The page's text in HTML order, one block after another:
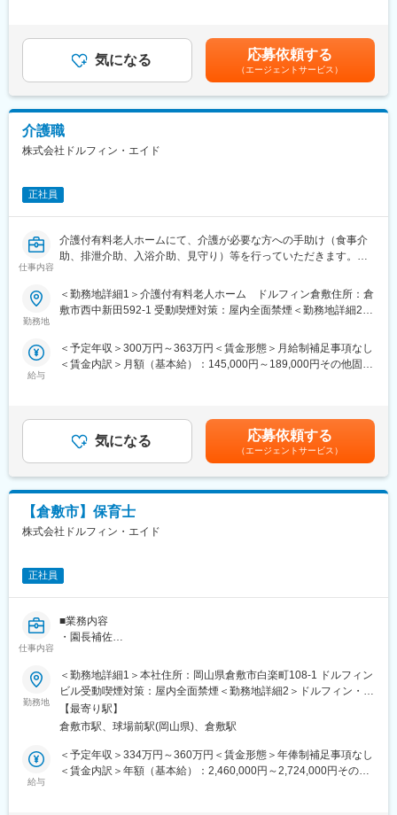
・ご本人・ご家族・医療機関・介護サービス事業所との連絡調整
・介護保険制度に基づく給付管理、介護認定調査、各種書類作成
■入社後教育体制：
入社後は現任者がマンツーマンで指導いたします。
ける時間も勤務時間として扱われます。
■働き方：
8:30～17:30勤務ですが、業務に合わせて出勤時間の調整なども可
能です。
月平均残業時間は5時間です。
率は9割以上となっており、取得しやすい環境です。
60代以降も嘱託社員やアルバイト就業など雇用形態を見直し就業
昼食補助（200円でお弁当支給）がございます。
情報発信や改善活動など、新しいことにもチャレンジしたい方に
は最適なお仕事です。
変更の範囲：会社の定める業務
き決定します。■その他：土日祝手当、正月手当あり■昇給：昨年
実績1,200円/月～■賞与：年2回（昨年実績3カ月分）賃金はあくま
でも目安の金額であり、選考を通じて上下する可能性がありま
す。月給(月額)は固定手当を含めた表記です。
気になる 応募依頼する
（エージェントサービス）
介護職
株式会社ドルフィン・エイド
正社員
仕事内容
介護付有料老人ホームにて、介護が必要な方への手助け（食事介
助、排泄介助、入浴介助、見守り）等を行っていただきます。
■当社が目指す未来：
「皆に優しく、共に楽しく」といった基本理念のもと、幼児から
ションの考え方を当社から実践し、努力いたします。当社の実践
を施設から、町全体へ日本中へとつなげ、拡げてまいります。
・ノーマライゼーションの考え方に共感できる方
・実行する努力ができる方
・自らのステップアップ、キャリアアップに前向きに取り組める
方
勤務地
＜勤務地詳細1＞介護付有料老人ホーム ドルフィン倉敷住所：倉
敷市西中新田592-1 受動喫煙対策：屋内全面禁煙＜勤務地詳細2＞
987-1 受動喫煙対策：屋内全面禁煙＜勤務地詳細3＞介護付有料老
人ホーム ドルフィン拓海住所：笠岡市拓海町182 受動喫煙対
給与
＜予定年収＞300万円～363万円＜賃金形態＞月給制補足事項なし
＜賃金内訳＞月額（基本給）：145,000円～189,000円その他固定
（月４回分固定手当に含む）■処遇改善手当：38000円/月 入社
２ヶ月後より支給（月途中入社は初回日割り計算）記載金額は選
考を通じて上下する可能性があります。月給(月額)は固定手当を含
みます。
気になる 応募依頼する
（エージェントサービス）
【倉敷市】保育士
株式会社ドルフィン・エイド
正社員
仕事内容
■業務内容
・園長補佐
・行事の責任者
・園内設備の安全確認
・毎日の給食の検食
・保護者からのクレーム対応や相談
・シフト作成
■当社が目指す未来：
勤務地
＜勤務地詳細1＞本社住所：岡山県倉敷市白楽町108-1 ドルフィン
ビル受動喫煙対策：屋内全面禁煙＜勤務地詳細2＞ドルフィン・キ
ッズ保育園住所：岡山県倉敷市八王寺町188-1 受動喫煙対策：屋
内全面禁煙
【最寄り駅】
倉敷市駅、球場前駅(岡山県)、倉敷駅
給与
＜予定年収＞334万円～360万円＜賃金形態＞年俸制補足事項なし
＜賃金内訳＞年額（基本給）：2,460,000円～2,724,000円その他